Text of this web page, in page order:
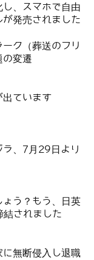
、スマホで自由
発売されました
ーク（葬送のフリ
の変遷
出ています
ラ、7月29日より
う？もう、日英
されました
無断侵入し退職